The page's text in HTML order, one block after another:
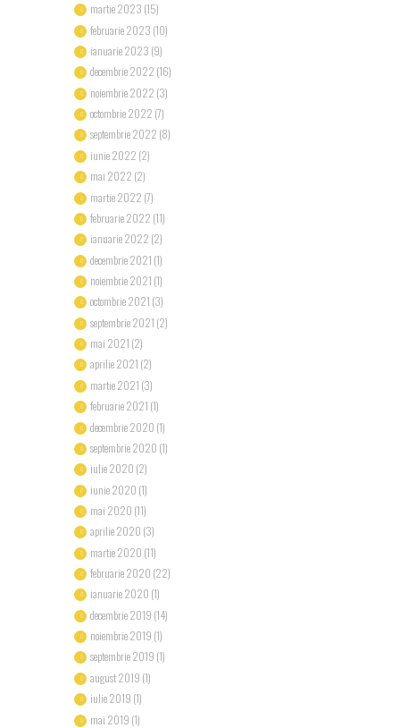
martie 2023 (15)
februarie 2023 (10)
ianuarie 2023 (9)
decembrie 2022 (16)
noiembrie 2022 (3)
octombrie 2022 (7)
septembrie 2022 (8)
iunie 2022 (2)
mai 2022 (2)
martie 2022 (7)
februarie 2022 (11)
ianuarie 2022 (2)
decembrie 2021 (1)
noiembrie 2021 (1)
octombrie 2021 (3)
septembrie 2021 (2)
mai 2021 (2)
aprilie 2021 (2)
martie 2021 (3)
februarie 2021 (1)
decembrie 2020 (1)
septembrie 2020 (1)
iulie 2020 (2)
iunie 2020 (1)
mai 2020 (11)
aprilie 2020 (3)
martie 2020 (11)
februarie 2020 (22)
ianuarie 2020 (1)
decembrie 2019 (14)
noiembrie 2019 (1)
septembrie 2019 (1)
august 2019 (1)
iulie 2019 (1)
mai 2019 (1)